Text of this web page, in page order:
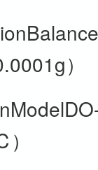
）